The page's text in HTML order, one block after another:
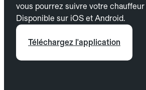
vous pourrez suivre votre
Disponible sur iOS et Android.
Téléchargez l'application